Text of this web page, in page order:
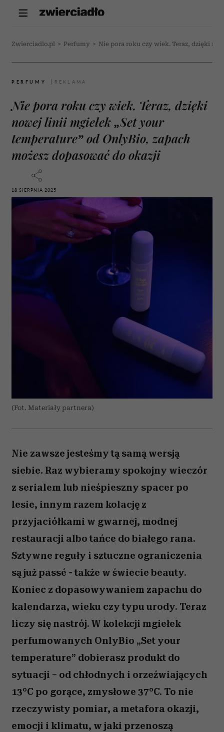
Zwierciadlo.pl > Perfumy > Nie pora roku czy wiek. Teraz, dzięki
PERFUMY
Nie pora roku czy wiek. Teraz, dzięki
nowej linii mgiełek „Set your
temperature” od OnlyBio, zapach
możesz dopasować do okazji
18 SIERPNIA 2025
(Fot. Materiały partnera)
Nie zawsze jesteśmy tą samą wersją
siebie. Raz wybieramy spokojny wieczór
z serialem lub nieśpieszny spacer po
lesie, innym razem kolację z
przyjaciółkami w gwarnej, modnej
restauracji albo tańce do białego rana.
Sztywne reguły i sztuczne ograniczenia
są już passé - także w świecie beauty.
Koniec z dopasowywaniem zapachu do
kalendarza, wieku czy typu urody. Teraz
liczy się nastrój. W kolekcji mgiełek
perfumowanych OnlyBio „Set your
temperature” dobierasz produkt do
sytuacji – od chłodnych i orzeźwiających
13°C po gorące, zmysłowe 37°C. To nie
rzeczywisty pomiar, a metafora okazji,
emocji i klimatu, w jaki przenoszą